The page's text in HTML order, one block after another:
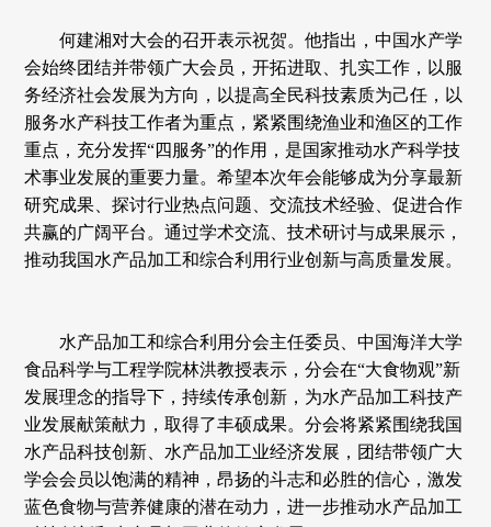
何建湘对大会的召开表示祝贺。他指出，中国水产学
会始终团结并带领广大会员，开拓进取、扎实工作，以服
务经济社会发展为方向，以提高全民科技素质为己任，以
服务水产科技工作者为重点，紧紧围绕渔业和渔区的工作
重点，充分发挥“四服务”的作用，是国家推动水产科学技
术事业发展的重要力量。希望本次年会能够成为分享最新
研究成果、探讨行业热点问题、交流技术经验、促进合作
共赢的广阔平台。通过学术交流、技术研讨与成果展示，
推动我国水产品加工和综合利用行业创新与高质量发展。
水产品加工和综合利用分会主任委员、中国海洋大学
食品科学与工程学院林洪教授表示，分会在“大食物观”新
发展理念的指导下，持续传承创新，为水产品加工科技产
业发展献策献力，取得了丰硕成果。分会将紧紧围绕我国
水产品科技创新、水产品加工业经济发展，团结带领广大
学会会员以饱满的精神，昂扬的斗志和必胜的信心，激发
蓝色食物与营养健康的潜在动力，进一步推动水产品加工